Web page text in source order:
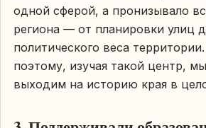
одной сферой, а пронизывало
региона — от планировки улиц
политического веса
поэтому, изучая такой центр,
выходим на историю края в